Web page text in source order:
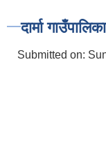
दार्मा
Submitted on: